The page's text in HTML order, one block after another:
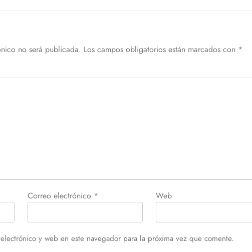
no será publicada. Los campos obligatorios están marcados con *
Correo electrónico * Web
y web en este navegador para la próxima vez que comente.